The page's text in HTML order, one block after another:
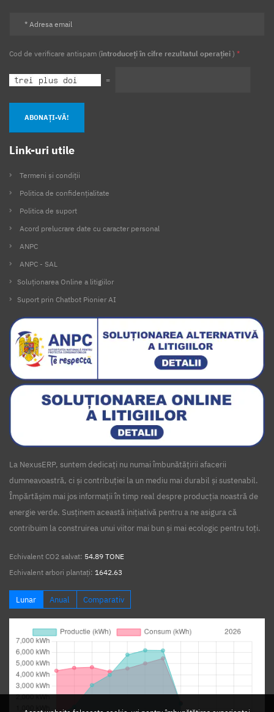
Cod de verificare antispam (introduceți în cifre rezultatul operației ) *
=
ABONAȚI-VĂ!
Link-uri utile
Termeni și condiții
Politica de confidențialitate
Politica de suport
Acord prelucrare date cu caracter personal
ANPC
ANPC - SAL
Soluționarea Online a litigiilor
Suport prin Chatbot Pionier AI
La NexusERP, suntem dedicați nu numai îmbunătățirii afacerii
dumneavoastră, ci și contribuției la un mediu mai durabil și sustenabil.
Împărtășim mai jos informații în timp real despre producția noastră de
energie verde. Susținem această inițiativă pentru a ne asigura că
contribuim la construirea unui viitor mai bun și mai ecologic pentru toți.
Echivalent CO2 salvat: 54.89 TONE
Echivalent arbori plantați: 1642.63
Lunar Anual Comparativ